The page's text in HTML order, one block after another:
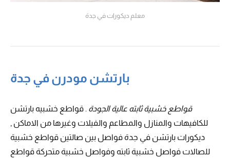
معلم ديكورات في جدة
بارتشن مودرن في جدة
قواطع خشبية ثابته عالية الجودة . قواطع خشبيه بارتشن
للكافيهات والمنازل والمطاعم والفيلات وغيرها من الاماكن ,
ديكورات بارتشن في جدة فواصل بين صالتين قواطع خشبية
للصالات فواصل خشبية ثابته وفواصل خشبية متحركة قواطع